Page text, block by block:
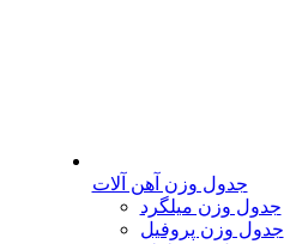
جدول وزن آهن آلات
جدول وزن میلگرد
جدول وزن پروفیل